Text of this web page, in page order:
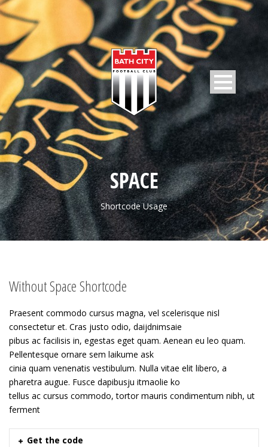
SPACE
Shortcode Usage
Without Space Shortcode
Praesent commodo cursus magna, vel scelerisque nisl
consectetur et. Cras justo odio, daijdnimsaie
pibus ac facilisis in, egestas eget quam. Aenean eu leo quam.
Pellentesque ornare sem laikume ask
cinia quam venenatis vestibulum. Nulla vitae elit libero, a
pharetra augue. Fusce dapibusju itmaolie ko
tellus ac cursus commodo, tortor mauris condimentum nibh, ut
ferment
Get the code